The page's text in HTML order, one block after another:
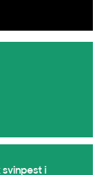
svinpest i